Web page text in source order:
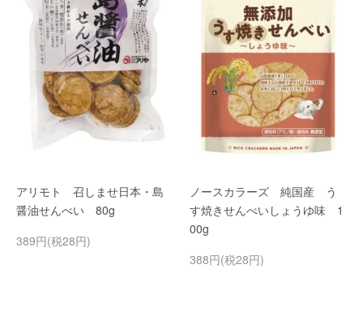
アリモト 召しませ日本・島
醤油せんべい 80g
389円(税28円)
ノースカラーズ 純国産 う
す焼きせんべいしょうゆ味 1
00g
388円(税28円)